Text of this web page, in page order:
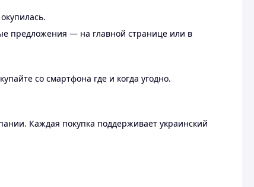
предложения — на главной странице или в
со смартфона где и когда угодно.
Каждая покупка поддерживает украинский